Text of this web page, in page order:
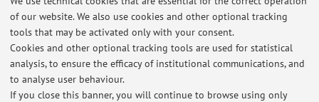
of our website. We also use cookies and other optional tracking
tools that may be activated only with your consent.
Cookies and other optional tracking tools are used for statistical
analysis, to ensure the efficacy of institutional communications, and
to analyse user behaviour.
If you close this banner, you will continue to browse using only
C.I. GENETICA ONCOEMATOLOGICA: Date e orari 2023 delle lezioni
del modulo "BIologia molecolare degli oncogeni e delle lesioni delle
emopatie"
Published on: December 22 2022